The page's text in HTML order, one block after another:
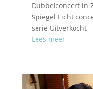
Dubbelconcert in
Spiegel-Licht
serie Uitverkocht
Lees meer